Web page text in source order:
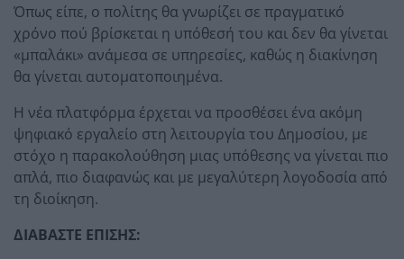
Όπως είπε, ο πολίτης θα γνωρίζει σε πραγματικό
χρόνο πού βρίσκεται η υπόθεσή του και δεν θα γίνεται
«μπαλάκι» ανάμεσα σε υπηρεσίες, καθώς η διακίνηση
θα γίνεται αυτοματοποιημένα.
Η νέα πλατφόρμα έρχεται να προσθέσει ένα ακόμη
ψηφιακό εργαλείο στη λειτουργία του Δημοσίου, με
στόχο η παρακολούθηση μιας υπόθεσης να γίνεται πιο
απλά, πιο διαφανώς και με μεγαλύτερη λογοδοσία από
τη διοίκηση.
ΔΙΑΒΑΣΤΕ ΕΠΙΣΗΣ: